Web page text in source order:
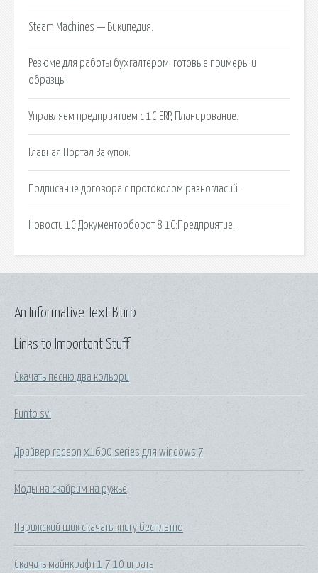
Steam Machines — Википедия.
Резюме для работы бухгалтером: готовые примеры и
образцы.
Управляем предприятием с 1С:ERP, Планирование.
Главная Портал Закупок.
Подписание договора с протоколом разногласий.
Новости 1С:Документооборот 8 1C:Предприятие.
Links to Important Stuff
Скачать песню два кольори
Punto svi
Драйвер radeon x1600 series для windows 7
Моды на скайрим на ружье
Парижский шик скачать книгу бесплатно
Скачать майнкрафт 1 7 10 играть
An Informative Text Blurb